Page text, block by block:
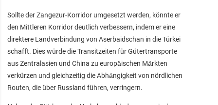
Sollte der Zangezur-Korridor umgesetzt werden, könnte er
den Mittleren Korridor deutlich verbessern, indem er eine
direktere Landverbindung von Aserbaidschan in die Türkei
schafft. Dies würde die Transitzeiten für Gütertransporte
aus Zentralasien und China zu europäischen Märkten
verkürzen und gleichzeitig die Abhängigkeit von nördlichen
Routen, die über Russland führen, verringern.